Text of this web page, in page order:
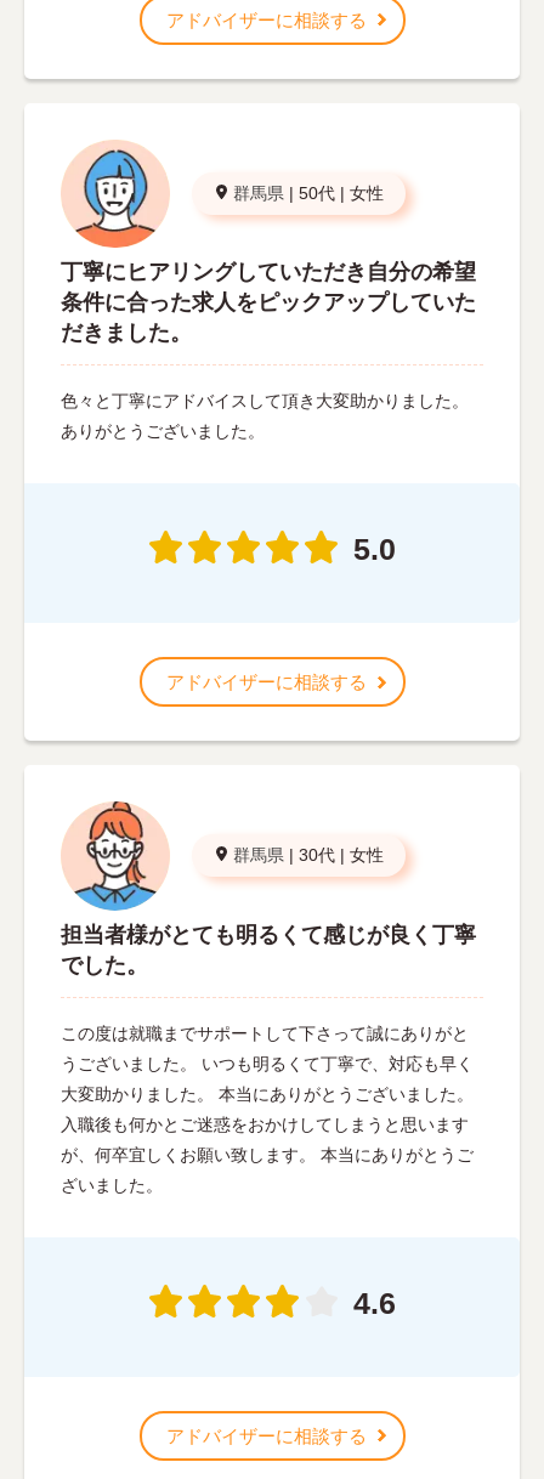
アドバイザーに相談する
群馬県 | 50代 | 女性
丁寧にヒアリングしていただき自分の希望
条件に合った求人をピックアップしていた
だきました。
色々と丁寧にアドバイスして頂き大変助かりました。
ありがとうございました。
5.0
アドバイザーに相談する
群馬県 | 30代 | 女性
担当者様がとても明るくて感じが良く丁寧
でした。
この度は就職までサポートして下さって誠にありがと
うございました。 いつも明るくて丁寧で、対応も早く
大変助かりました。 本当にありがとうございました。
入職後も何かとご迷惑をおかけしてしまうと思います
が、何卒宜しくお願い致します。 本当にありがとうご
ざいました。
4.6
アドバイザーに相談する